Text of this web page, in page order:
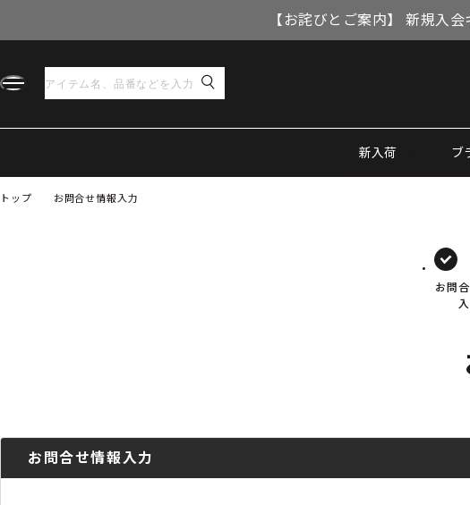
【お詫びとご案内】 新規入
新入荷 ブ
トップ お問合せ情報入力
お問
お問合せ情報入力